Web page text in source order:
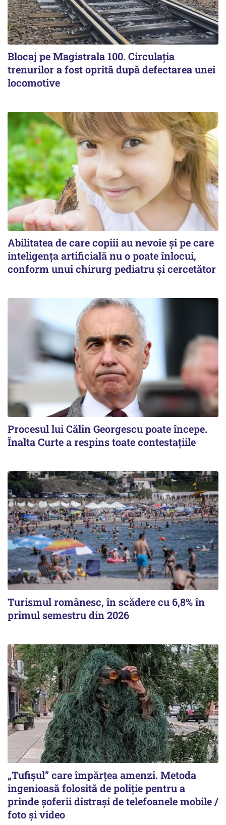
Blocaj pe Magistrala 100. Circulația
trenurilor a fost oprită după defectarea unei
locomotive
Abilitatea de care copiii au nevoie și pe care
inteligența artificială nu o poate înlocui,
conform unui chirurg pediatru și cercetător
Procesul lui Călin Georgescu poate începe.
Înalta Curte a respins toate contestațiile
Turismul românesc, în scădere cu 6,8% în
primul semestru din 2026
„Tufișul” care împărțea amenzi. Metoda
ingenioasă folosită de poliție pentru a
prinde șoferii distrași de telefoanele mobile /
foto și video